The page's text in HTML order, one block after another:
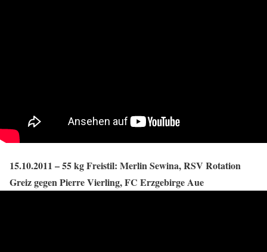
15.10.2011 – 55 kg Freistil: Merlin Sewina, RSV Rotation
Greiz gegen Pierre Vierling, FC Erzgebirge Aue